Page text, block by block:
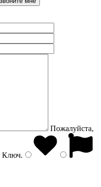
Пожалуйста,
Ключ.